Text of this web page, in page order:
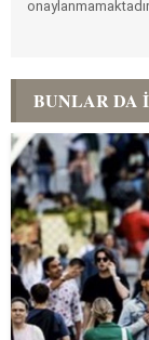
onaylanmamaktadır.
BUNLAR DA